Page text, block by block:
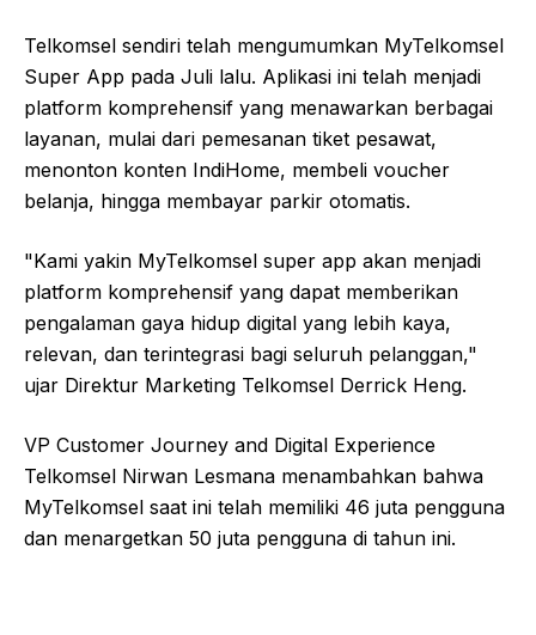
Telkomsel sendiri telah mengumumkan MyTelkomsel
Super App pada Juli lalu. Aplikasi ini telah menjadi
platform komprehensif yang menawarkan berbagai
layanan, mulai dari pemesanan tiket pesawat,
menonton konten IndiHome, membeli voucher
belanja, hingga membayar parkir otomatis.
"Kami yakin MyTelkomsel super app akan menjadi
platform komprehensif yang dapat memberikan
pengalaman gaya hidup digital yang lebih kaya,
relevan, dan terintegrasi bagi seluruh pelanggan,"
ujar Direktur Marketing Telkomsel Derrick Heng.
VP Customer Journey and Digital Experience
Telkomsel Nirwan Lesmana menambahkan bahwa
MyTelkomsel saat ini telah memiliki 46 juta pengguna
dan menargetkan 50 juta pengguna di tahun ini.